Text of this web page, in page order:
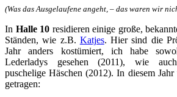
(Was das Ausgelaufene angeht, – das waren wir
In Halle 10 residieren einige große,
Ständen, wie z.B. Katjes. Hier sind die
Jahr anders kostümiert, ich habe
Lederladys gesehen (2011), wie
puschelige Häschen (2012). In diesem
getragen: